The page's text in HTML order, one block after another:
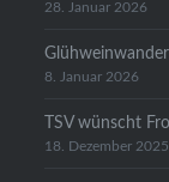
28. Januar 2026
8. Januar 2026
TSV wünscht
18. Dezember 2025